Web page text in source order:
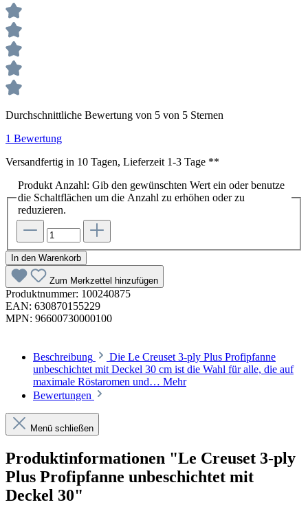
Durchschnittliche Bewertung von 5 von 5 Sternen
1 Bewertung
Versandfertig in 10 Tagen, Lieferzeit 1-3 Tage **
Produkt Anzahl: Gib den gewünschten Wert ein oder benutze
die Schaltflächen um die Anzahl zu erhöhen oder zu
reduzieren.
In den Warenkorb
Zum Merkzettel hinzufügen
Produktnummer: 100240875
EAN: 630870155229
MPN: 96600730000100
Beschreibung
Die Le Creuset 3-ply Plus Profipfanne
unbeschichtet mit Deckel 30 cm ist die Wahl für alle, die auf
maximale Röstaromen und… Mehr
Bewertungen
Menü schließen
Produktinformationen "Le Creuset 3-ply
Plus Profipfanne unbeschichtet mit
Deckel 30"